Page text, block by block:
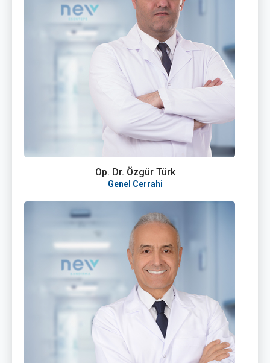
Op. Dr. Özgür Türk
Genel Cerrahi